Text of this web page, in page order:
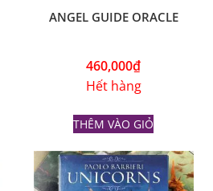
ANGEL GUIDE ORACLE
460,000₫
Hết hàng
THÊM VÀO GIỎ